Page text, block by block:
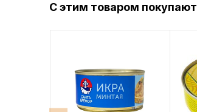
С этим товаром покупают